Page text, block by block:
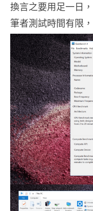
換言之要用足一日
筆者測試時間有限